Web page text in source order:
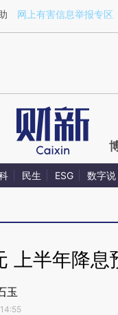
网上有害信息举报专区
民生 ESG 数字说
上半年降息
玉